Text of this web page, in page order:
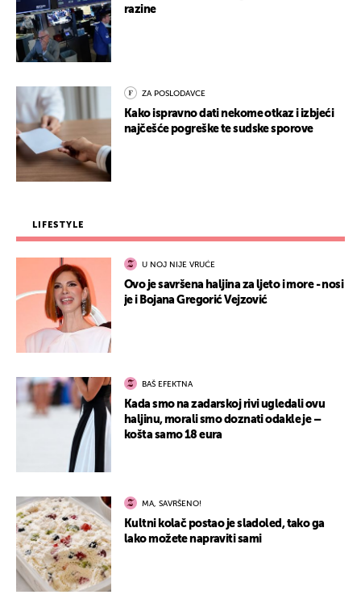
razine
ZA POSLODAVCE
Kako ispravno dati nekome otkaz i izbjeći
najčešće pogreške te sudske sporove
LIFESTYLE
U NOJ NIJE VRUĆE
Ovo je savršena haljina za ljeto i more - nosi
je i Bojana Gregorić Vejzović
BAŠ EFEKTNA
Kada smo na zadarskoj rivi ugledali ovu
haljinu, morali smo doznati odakle je –
košta samo 18 eura
MA, SAVRŠENO!
Kultni kolač postao je sladoled, tako ga
lako možete napraviti sami